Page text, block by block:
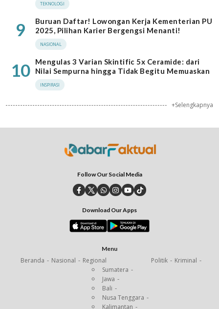
TEKNOLOGI
9
Buruan Daftar! Lowongan Kerja Kementerian PU
2025, Pilihan Karier Bergengsi Menanti!
NASIONAL
10
Mengulas 3 Varian Skintific 5x Ceramide: dari
Nilai Sempurna hingga Tidak Begitu Memuaskan
INSPIRASI
+Selengkapnya
Follow Our Social Media
Download Our Apps
Menu
Beranda Nasional
Regional
Sumatera
Jawa
Bali
Nusa Tenggara
Kalimantan
Politik Kriminal